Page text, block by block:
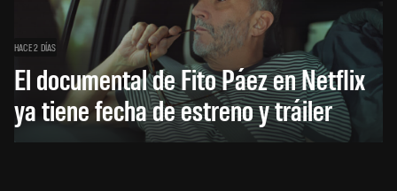
HACE 2 DÍAS
El documental de Fito Páez en Netflix
ya tiene fecha de estreno y tráiler